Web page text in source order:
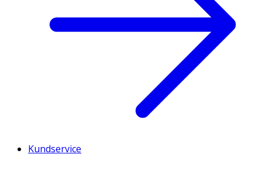
Kundservice